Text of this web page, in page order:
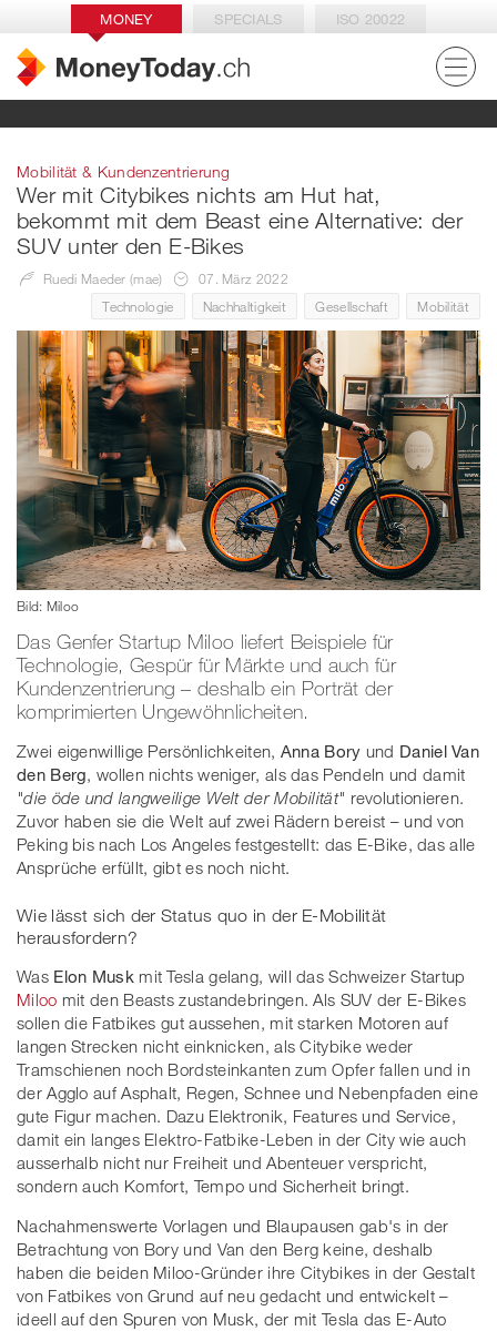
MONEY SPECIALS ISO 20022
Mobilität & Kundenzentrierung
Wer mit Citybikes nichts am Hut hat,
bekommt mit dem Beast eine Alternative: der
SUV unter den E-Bikes
Ruedi Maeder (mae)
07. März 2022
Technologie
Nachhaltigkeit Gesellschaft Mobilität
Bild: Miloo
Das Genfer Startup Miloo liefert Beispiele für
Technologie, Gespür für Märkte und auch für
Kundenzentrierung – deshalb ein Porträt der
komprimierten Ungewöhnlicheiten.
Zwei eigenwillige Persönlichkeiten, Anna Bory und Daniel Van
den Berg , wollen nichts weniger, als das Pendeln und damit
"die öde und langweilige Welt der Mobilität" revolutionieren.
Zuvor haben sie die Welt auf zwei Rädern bereist – und von
Peking bis nach Los Angeles festgestellt: das E-Bike, das alle
Ansprüche erfüllt, gibt es noch nicht.
Wie lässt sich der Status quo in der E-Mobilität
herausfordern?
Was Elon Muskmit Tesla gelang, will das Schweizer Startup
Miloo mit den Beasts zustandebringen. Als SUV der E-Bikes
sollen die Fatbikes gut aussehen, mit starken Motoren auf
langen Strecken nicht einknicken, als Citybike weder
Tramschienen noch Bordsteinkanten zum Opfer fallen und in
der Agglo auf Asphalt, Regen, Schnee und Nebenpfaden eine
gute Figur machen. Dazu Elektronik, Features und Service,
damit ein langes Elektro-Fatbike-Leben in der City wie auch
ausserhalb nicht nur Freiheit und Abenteuer verspricht,
sondern auch Komfort, Tempo und Sicherheit bringt.
Nachahmenswerte Vorlagen und Blaupausen gab's in der
Betrachtung von Bory und Van den Berg keine, deshalb
haben die beiden Miloo-Gründer ihre Citybikes in der Gestalt
von Fatbikes von Grund auf neu gedacht und entwickelt –
ideell auf den Spuren von Musk, der mit Tesla das E-Auto